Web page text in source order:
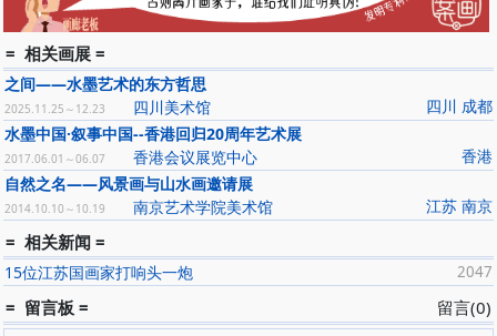
= 相关画展 =
之间——水墨艺术的东方哲思
四川 成都
2025.11.25～12.23
四川美术馆
水墨中国·叙事中国--香港回归20周年艺术展
香港
2017.06.01～06.07
香港会议展览中心
自然之名——风景画与山水画邀请展
江苏 南京
2014.10.10～10.19 南京艺术学院美术馆
= 相关新闻 =
2047
15位江苏国画家打响头一炮
留言(0)
= 留言板 =